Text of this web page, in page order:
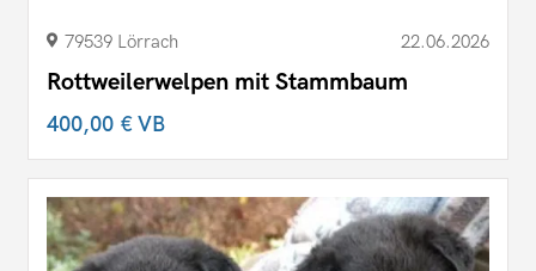
79539 Lörrach 22.06.2026
Rottweilerwelpen mit Stammbaum
400,00 €VB